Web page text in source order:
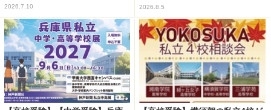
2026.7.10 2026.8.5